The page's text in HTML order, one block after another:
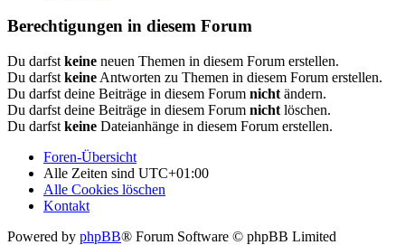
Berechtigungen in diesem Forum
Du darfst keine neuen Themen in diesem Forum erstellen.
Du darfst keine Antworten zu Themen in diesem Forum erstellen.
Du darfst deine Beiträge in diesem Forum nicht ändern.
Du darfst deine Beiträge in diesem Forum nicht löschen.
Du darfst keine Dateianhänge in diesem Forum erstellen.
Foren-Übersicht
Alle Zeiten sind UTC+01:00
Alle Cookies löschen
Kontakt
Powered by phpBB® Forum Software © phpBB Limited